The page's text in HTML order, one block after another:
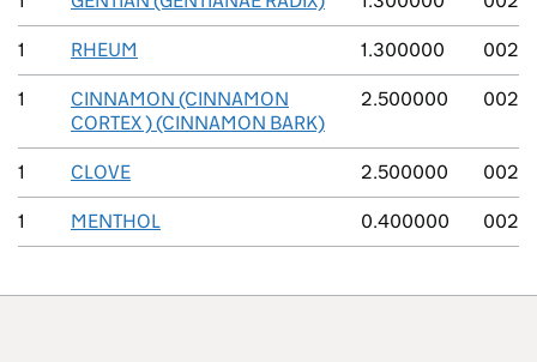
1 RHEUM 1.300000 002
1
CINNAMON (CINNAMON
CORTEX ) (CINNAMON BARK)
2.500000 002
1 CLOVE 2.500000 002
1 MENTHOL 0.400000 002